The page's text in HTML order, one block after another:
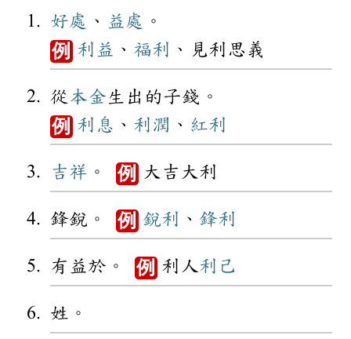
好處 、 益處 。
例 利益 、 福利 、見利思義
從 本金 生出的子錢。
例 利息 、 利潤 、 紅利
吉祥 。 例 大吉大利
鋒銳。 例 銳利 、 鋒利
有益於。 例 利人利己
姓。